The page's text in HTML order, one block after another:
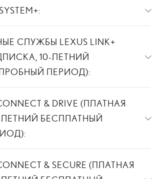
СЛУЖБЫ LEXUS LINK+
10-ЛЕТНИЙ
ПЕРИОД):
& DRIVE (ПЛАТНАЯ
БЕСПЛАТНЫЙ
& SECURE (ПЛАТНАЯ